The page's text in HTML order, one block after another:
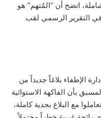
اتضح أن “المُتهم” هو
في التقرير الرسمي لقب
إدارة الإطفاء بلاغاً جديداً من
بأن الفاكهة الاستوائية
مع البلاغ بجدية كاملة،